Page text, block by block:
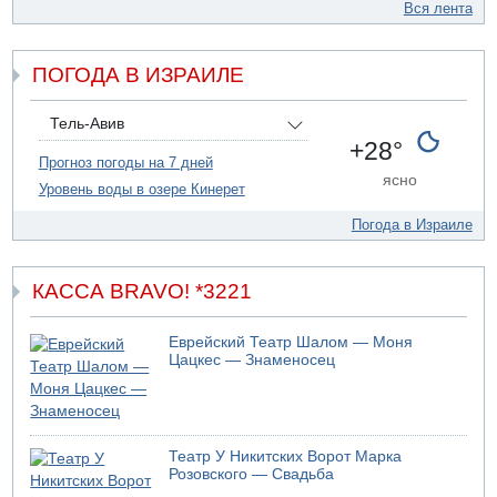
10.08.2026 19:30
человек
10.08.2026 18:58
58-летний мужчина тяжело ранен в ДТП на 31 шоссе у
перекрестка Лехавим
Об "исчезновении" Артема Кирпичёнка, сообщила
"Гаарец"а, вслед за 13 телеканалом
10.08.2026 17:31
900 дней со дня исчезновения Хайманут Касао: семья
требует от ШАБАК подключиться к розыскам девочки
10.08.2026 15:44
Ализа Блох присоединяется к Эдельштейну
10.08.2026 15:31
Пожар в долине реки Иордан
Вся лента
ПОГОДА В ИЗРАИЛЕ
Тель-Авив
Прогноз погоды на 7 дней
Уровень воды в озере Кинерет
+28°
ясно
Погода в Израиле
КАССА BRAVO! *3221
Еврейский Театр Шалом — Моня
Цацкес — Знаменосец
Театр У Никитских Ворот Марка
Розовского — Свадьба